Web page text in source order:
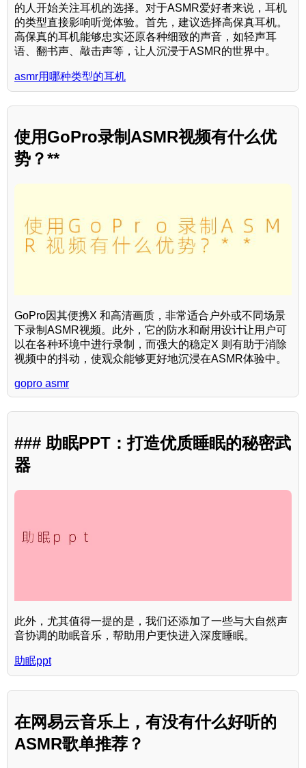
的人开始关注耳机的选择。对于ASMR爱好者来说，耳机
的类型直接影响听觉体验。首先，建议选择高保真耳机。
高保真的耳机能够忠实还原各种细致的声音，如轻声耳
语、翻书声、敲击声等，让人沉浸于ASMR的世界中。
asmr用哪种类型的耳机
使用GoPro录制ASMR视频有什么优
势？**
GoPro因其便携X 和高清画质，非常适合户外或不同场景
下录制ASMR视频。此外，它的防水和耐用设计让用户可
以在各种环境中进行录制，而强大的稳定X 则有助于消除
视频中的抖动，使观众能够更好地沉浸在ASMR体验中。
gopro asmr
### 助眠PPT：打造优质睡眠的秘密武
器
此外，尤其值得一提的是，我们还添加了一些与大自然声
音协调的助眠音乐，帮助用户更快进入深度睡眠。
助眠ppt
在网易云音乐上，有没有什么好听的
ASMR歌单推荐？